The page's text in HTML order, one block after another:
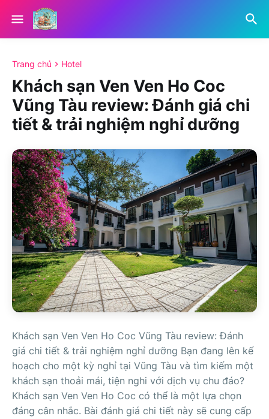
Trang chủ Hotel
Khách sạn Ven Ven Ho Coc
Vũng Tàu review: Đánh giá chi
tiết & trải nghiệm nghỉ dưỡng
Khách sạn Ven Ven Ho Coc Vũng Tàu review: Đánh
giá chi tiết & trải nghiệm nghỉ dưỡng Bạn đang lên kế
hoạch cho một kỳ nghỉ tại Vũng Tàu và tìm kiếm một
khách sạn thoải mái, tiện nghi với dịch vụ chu đáo?
Khách sạn Ven Ven Ho Coc có thể là một lựa chọn
đáng cân nhắc. Bài đánh giá chi tiết này sẽ cung cấp